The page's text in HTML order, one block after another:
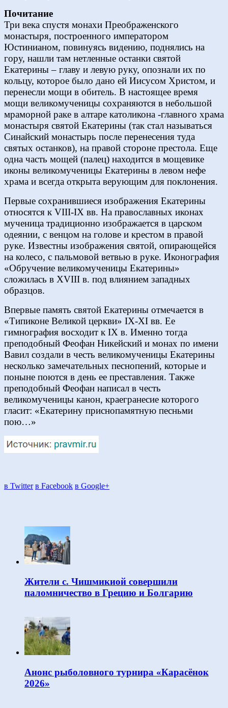
Почитание
Три века спустя монахи Преображенского
монастыря, построенного императором
Юстинианом, повинуясь видению, поднялись на
гору, нашли там нетленные останки святой
Екатерины – главу и левую руку, опознали их по
кольцу, которое было дано ей Иисусом Христом, и
перенесли мощи в обитель. В настоящее время
мощи великомученицы сохраняются в небольшой
мраморной раке в алтаре католикона -главного храма
монастыря святой Екатерины (так стал называться
Синайский монастырь после перенесения туда
святых останков), на правой стороне престола. Еще
одна часть мощей (палец) находится в мощевике
иконы великомученицы Екатерины в левом нефе
храма и всегда открыта верующим для поклонения.
Первые сохранившиеся изображения Екатерины
относятся к VIII-IX вв. На православных иконах
мученица традиционно изображается в царском
одеянии, с венцом на голове и крестом в правой
руке. Известны изображения святой, опирающейся
на колесо, с пальмовой ветвью в руке. Иконография
«Обручение великомученицы Екатерины»
сложилась в XVIII в. под влиянием западных
образцов.
Впервые память святой Екатерины отмечается в
«Типиконе Великой церкви» IX-XI вв. Ее
гимнография восходит к IX в. Именно тогда
преподобный Феофан Никейский и монах по имени
Вавил создали в честь великомученицы Екатерины
несколько замечательных песнопений, которые и
поныне поются в день ее преставления. Также
преподобный Феофан написал в честь
великомученицы канон, краегранесие которого
гласит: «Екатерину приснопамятную песньми
пою…»
в Twitter в Facebook в Google+
Жители с. Чишмикиой совершили
паломничество в Грецию и Болгарию
Анонс рыболовного турнира «Карасёнок
2026»